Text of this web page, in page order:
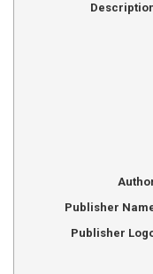
Publisher
Publisher